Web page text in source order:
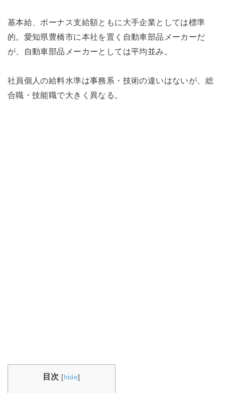
基本給、ボーナス支給額ともに大手企業としては標準
的。愛知県豊橋市に本社を置く自動車部品メーカーだ
が、自動車部品メーカーとしては平均並み。
社員個人の給料水準は事務系・技術の違いはないが、総
合職・技能職で大きく異なる。
目次 [hide]